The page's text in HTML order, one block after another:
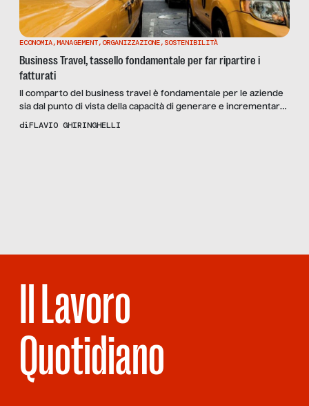
ECONOMIA,MANAGEMENT,ORGANIZZAZIONE, SOSTENIBILITÀ
Business Travel, tassello fondamentale per far ripartire i
fatturati
Il comparto del business travel è fondamentale per le aziende
sia dal punto di vista della capacità di generare e incrementare
fatturato che dal punto di vista dell’incidenza dei costi. Sotto
diFLAVIO GHIRINGHELLI
Il Lavoro
Quotidiano